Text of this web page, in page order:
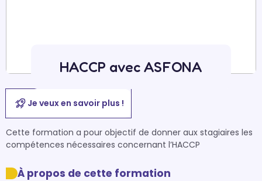
HACCP avec ASFONA
Je veux en savoir plus !
Cette formation a pour objectif de donner aux stagiaires les
compétences nécessaires concernant l’HACCP
À propos de cette formation